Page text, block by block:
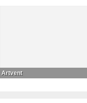
Artvent